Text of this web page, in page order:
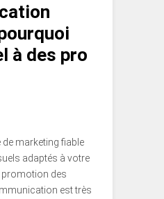
à des pro
marketing fiable
adaptés à votre
promotion des
est très